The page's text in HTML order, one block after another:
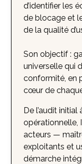
d’identifier les
de blocage et
de la qualité
Son objectif :
universelle qui
conformité, en
cœur de
De l’audit
opérationnelle,
acteurs —
exploitants et
démarche